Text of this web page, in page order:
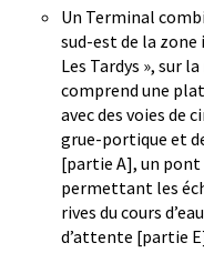
Un Terminal
sud-est de la zone
Les Tardys », sur
comprend une
avec des voies de
grue-portique et
[partie A], un pont
permettant les
rives du cours
d’attente [partie